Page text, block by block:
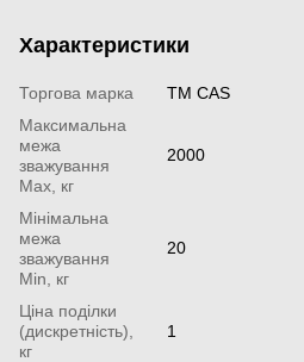
Характеристики
Торгова марка
TM CAS
Максимальна
межа
зважування
Мах, кг
2000
Мінімальна
межа
зважування
Min, кг
20
Ціна поділки
(дискретність),
кг
1